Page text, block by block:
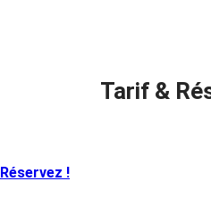
Tarif &
Réservez !